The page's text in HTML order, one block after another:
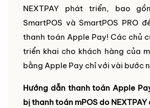
NEXTPAY phát triển, bao
SmartPOS và SmartPOS PRO
thanh toán Apple Pay! Các chủ
triển khai cho khách hàng của
bằng Apple Pay chỉ với vài bước
Hướng dẫn thanh toán Apple
bị thanh toán mPOS do